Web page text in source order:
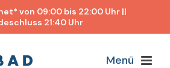
von 09:00 bis 22:00 Uhr ||
21:40 Uhr